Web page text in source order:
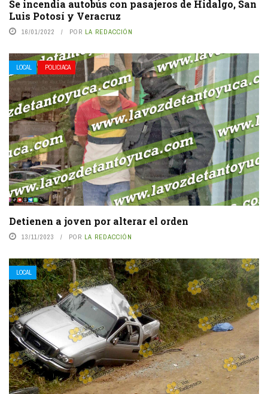
Se incendia autobús con pasajeros de Hidalgo, San
Luis Potosí y Veracruz
16/01/2022 POR LA REDACCIÓN
LOCAL POLICIACA
Detienen a joven por alterar el orden
13/11/2023 POR LA REDACCIÓN
LOCAL